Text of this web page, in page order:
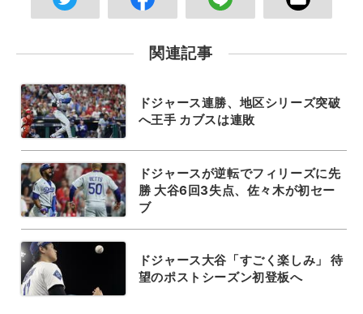
関連記事
ドジャース連勝、地区シリーズ突破
へ王手 カブスは連敗
ドジャースが逆転でフィリーズに先
勝 大谷6回3失点、佐々木が初セー
ブ
ドジャース大谷「すごく楽しみ」 待
望のポストシーズン初登板へ